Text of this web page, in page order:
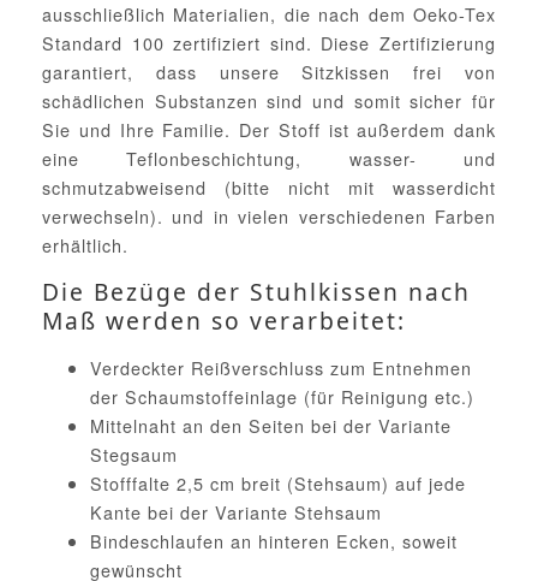
ausschließlich Materialien, die nach dem Oeko-Tex
Standard 100 zertifiziert sind. Diese Zertifizierung
garantiert, dass unsere Sitzkissen frei von
schädlichen Substanzen sind und somit sicher für
Sie und Ihre Familie. Der Stoff ist außerdem dank
eine Teflonbeschichtung, wasser- und
schmutzabweisend (bitte nicht mit wasserdicht
verwechseln). und in vielen verschiedenen Farben
erhältlich.
Die Bezüge der Stuhlkissen nach
Maß werden so verarbeitet:
Verdeckter Reißverschluss zum Entnehmen
der Schaumstoffeinlage (für Reinigung etc.)
Mittelnaht an den Seiten bei der Variante
Stegsaum
Stofffalte 2,5 cm breit (Stehsaum) auf jede
Kante bei der Variante Stehsaum
Bindeschlaufen an hinteren Ecken, soweit
gewünscht